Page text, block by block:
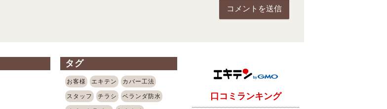
タグ
お客様 エキテン カバー工法
スタッフ チラシ ベランダ防水